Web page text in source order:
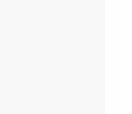
каналі!